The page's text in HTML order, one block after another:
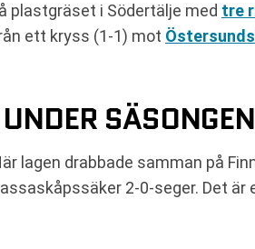
plastgräset i Södertälje med tre
ett kryss (1-1) mot
SÄSONGEN
lagen drabbade samman på
2-0-seger. Det